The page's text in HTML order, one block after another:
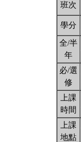
班次
學分
全/半
年
必/選
修
上課
時間
上課
地點